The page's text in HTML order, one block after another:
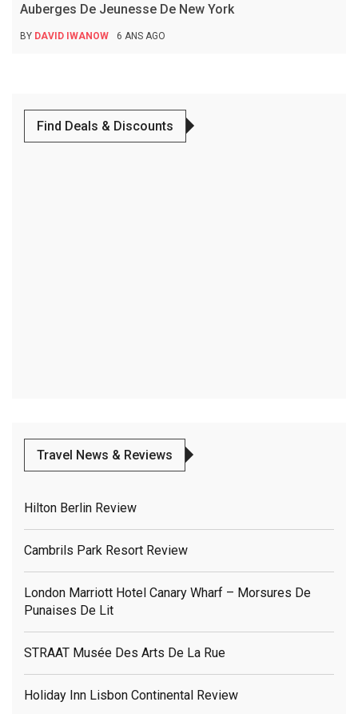
Auberges De Jeunesse De New York
BY DAVID IWANOW 6 ANS AGO
Find Deals & Discounts
Travel News & Reviews
Hilton Berlin Review
Cambrils Park Resort Review
London Marriott Hotel Canary Wharf – Morsures De
Punaises De Lit
STRAAT Musée Des Arts De La Rue
Holiday Inn Lisbon Continental Review